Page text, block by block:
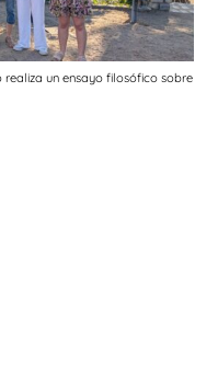
realiza un ensayo filosófico sobre